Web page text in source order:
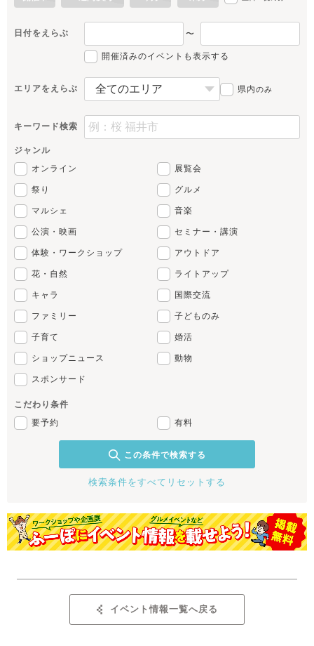
日付をえらぶ 〜
開催済みのイベントも表示する
エリアをえらぶ 県内のみ
キーワード検索
ジャンル
オンライン
展覧会
祭り グルメ
マルシェ 音楽
公演・映画 セミナー・講演
体験・ワークショップ アウトドア
花・自然 ライトアップ
キャラ 国際交流
ファミリー 子どものみ
子育て 婚活
ショップニュース 動物
スポンサード
こだわり条件
要予約
有料
この条件で検索する
検索条件をすべてリセットする
イベント情報一覧へ戻る